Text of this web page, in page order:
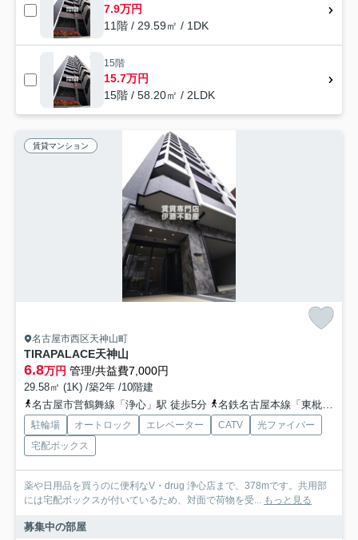
7.9万円
11階 / 29.59㎡ / 1DK
15階
15.7万円
15階 / 58.20㎡ / 2LDK
賃貸マンション
名古屋市西区天神山町
TIRAPALACE天神山
6.8万円 管理/共益費7,000円
29.58㎡ (1K) /築2年 /10階建
名古屋市営鶴舞線「浄心」駅 徒歩5分
名鉄名古屋本線「東枇杷島」駅 徒歩25分
駐輪場 オートロック エレベーター CATV
光ファイバー
宅配ボックス
薬や日用品を買うのに便利なV・drug 浄心店まで、378mです。共用部
には宅配ボックスが付いているため、対面で荷物を受... もっと見る
募集中の部屋